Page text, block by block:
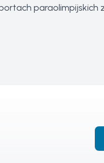
paraolimpijskich